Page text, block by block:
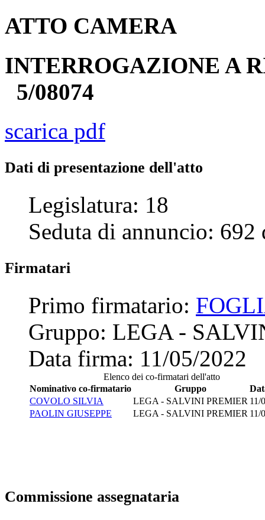
ATTO CAMERA
INTERROGAZIONE A
5/08074
scarica pdf
Dati di presentazione dell'atto
Legislatura: 18
Seduta di annuncio: 692
Firmatari
Primo firmatario:
Gruppo: LEGA -
Data firma: 11/05/2022
Elenco dei co-firmatari dell'atto
Nominativo co-firmatario
Gruppo
COVOLO SILVIA
LEGA - SALVINI PREMIER 11/
PAOLIN GIUSEPPE
LEGA - SALVINI PREMIER 11/
Commissione assegnataria